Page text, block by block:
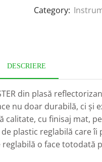
Category:
DESCRIERE
din plasă
nu doar durabilă, ci și
cu finisaj mat,
plastic reglabilă care
o face